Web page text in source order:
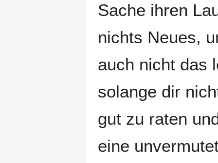
Sache ihren
nichts Neues,
auch nicht das
solange dir
gut zu raten
eine